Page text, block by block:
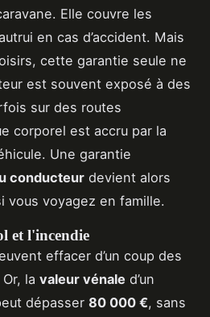
Elle couvre les
en cas d’accident. Mais
cette garantie seule ne
est souvent exposé à des
sur des routes
corporel est accru par la
Une garantie
conducteur devient alors
vous voyagez en famille.
et l'incendie
effacer d’un coup des
la valeur vénale d’un
dépasser 80 000 €, sans